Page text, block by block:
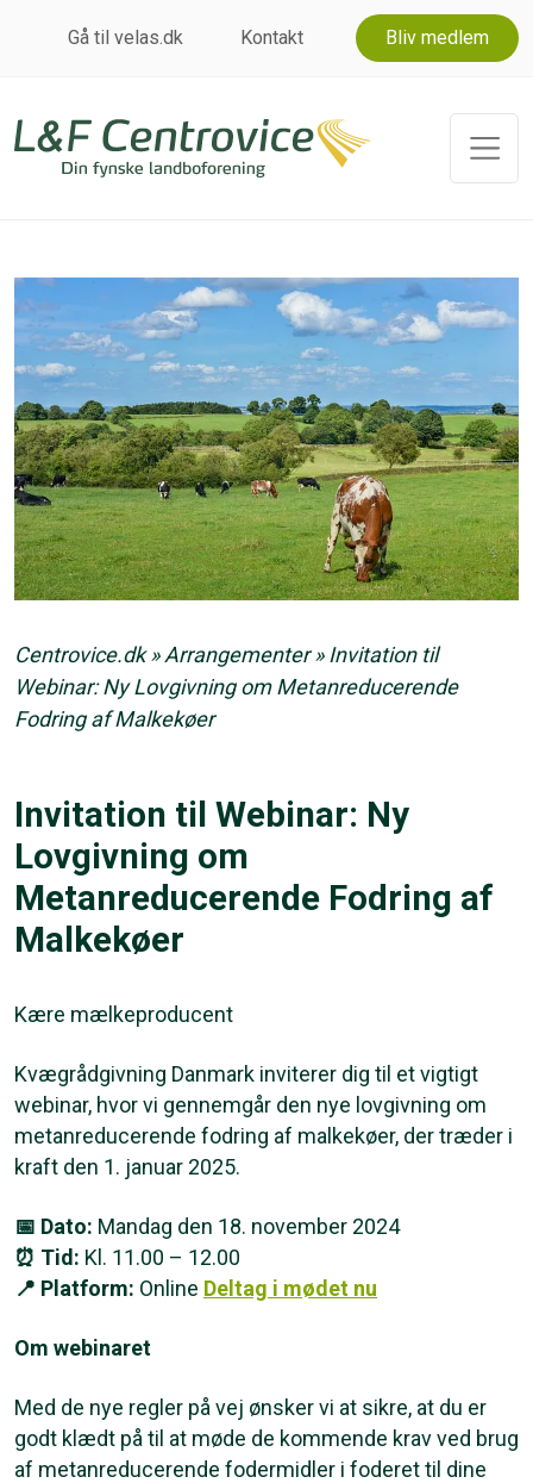
Gå til velas.dk Kontakt Bliv medlem
Centrovice.dk»Arrangementer» Invitation til
Webinar: Ny Lovgivning om Metanreducerende
Fodring af Malkekøer
Invitation til Webinar: Ny
Lovgivning om
Metanreducerende Fodring af
Malkekøer
Kære mælkeproducent
Kvægrådgivning Danmark inviterer dig til et vigtigt
webinar, hvor vi gennemgår den nye lovgivning om
metanreducerende fodring af malkekøer, der træder i
kraft den 1. januar 2025.
📅 Dato: Mandag den 18. november 2024
⏰ Tid: Kl. 11.00 – 12.00
📍 Platform: Online Deltag i mødet nu
Om webinaret
Med de nye regler på vej ønsker vi at sikre, at du er
godt klædt på til at møde de kommende krav ved brug
af metanreducerende fodermidler i foderet til dine